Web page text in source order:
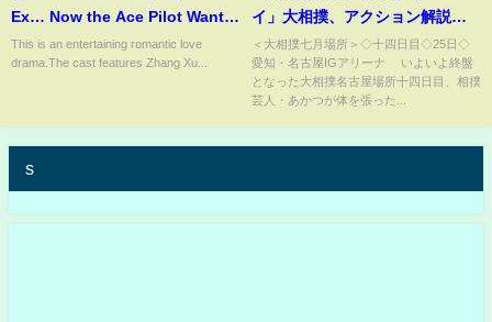
Ex… Now the Ace Pilot Wants
to Marry or Possess Me?!
#drama
This is an entertaining romantic love
drama.The cast features Zhang Xu...
イ」大相撲、アクション解説に
登場した相撲芸人の“異変”にフ
ァン騒然「焼けすぎだろ」「煮
卵色」(ABEMA TIMES)
＜大相撲七月場所＞◇十四日目◇25日◇
愛知・名古屋IGアリーナ いよいよ終盤
となった大相撲名古屋場所十四日目、相撲
芸人・あかつが体を張った...
s